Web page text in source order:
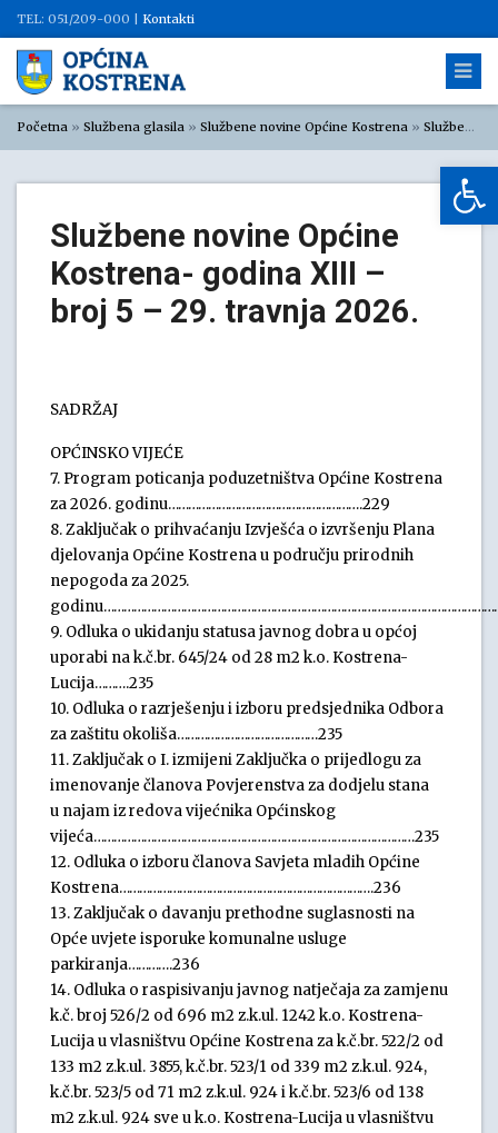
TEL: 051/209-000 | Kontakti
Početna » Službena glasila » Službene novine Općine Kostrena » Službene novine Općine Kostrena 2026
Službene novine Općine
Kostrena- godina XIII –
broj 5 – 29. travnja 2026.
SADRŽAJ
OPĆINSKO VIJEĆE
7. Program poticanja poduzetništva Općine Kostrena
za 2026. godinu………………………………………………….229
8. Zaključak o prihvaćanju Izvješća o izvršenju Plana
djelovanja Općine Kostrena u području prirodnih
nepogoda za 2025.
9. Odluka o ukidanju statusa javnog dobra u općoj
uporabi na k.č.br. 645/24 od 28 m2 k.o. Kostrena-
Lucija……….235
10. Odluka o razrješenju i izboru predsjednika Odbora
za zaštitu okoliša……………………………………235
11. Zaključak o I. izmijeni Zaključka o prijedlogu za
imenovanje članova Povjerenstva za dodjelu stana
u najam iz redova vijećnika Općinskog
vijeća……………………………………………………………………………………235
12. Odluka o izboru članova Savjeta mladih Općine
Kostrena………………………………………………………………….236
13. Zaključak o davanju prethodne suglasnosti na
Opće uvjete isporuke komunalne usluge
parkiranja………….236
14. Odluka o raspisivanju javnog natječaja za zamjenu
k.č. broj 526/2 od 696 m2 z.k.ul. 1242 k.o. Kostrena-
Lucija u vlasništvu Općine Kostrena za k.č.br. 522/2 od
133 m2 z.k.ul. 3855, k.č.br. 523/1 od 339 m2 z.k.ul. 924,
k.č.br. 523/5 od 71 m2 z.k.ul. 924 i k.č.br. 523/6 od 138
m2 z.k.ul. 924 sve u k.o. Kostrena-Lucija u vlasništvu